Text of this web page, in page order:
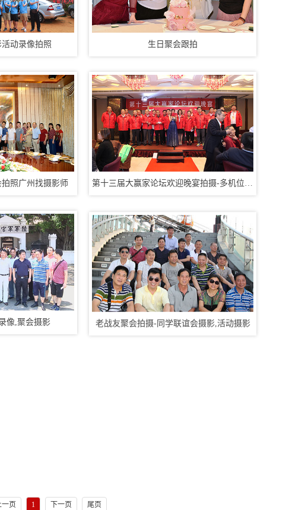
动录像拍照 生日聚会跟拍
照广州找摄影师
像,聚会摄影 老战友聚会拍摄-同学联谊会摄影,活动摄影
一页 1 下一页 尾页
4、VR全景酒店摄影
5、产品摄影360环拍
华亿摄影最擅长的：
1、教育精品课程录制
2、活动摄影照片直播
3、展会移动视频直播
4、VR全景酒店摄影
5、产品摄影360环拍
6、公司工厂形象拍摄
7、访谈采访探店拍摄
8、光盘刻录打印包装